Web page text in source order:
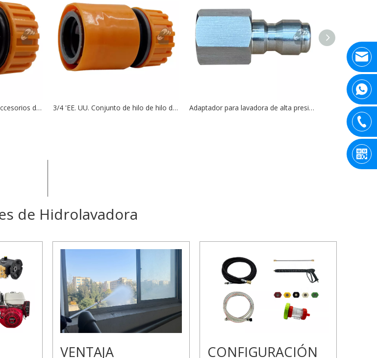
3/4 'EE. UU. Conjunto de accesorios de hilo de plástico Conectores rápidos de manguera de agua ID de 19 mm 3/4 'EE. UU. Conjunto de hilo de hilo de plástico Conectores de agua rápida ID de 14 mm Adaptador para lavadora de alta presión, Material de acero inoxidable, enchufe QD de 1/4'F a 1/4'
de Hidrolavadora
VENTAJA CONFIGURACIÓN